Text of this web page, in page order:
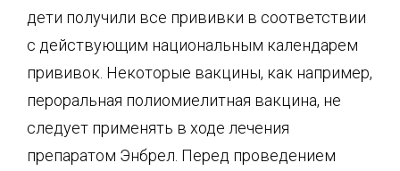
дети получили все прививки в соответствии
с действующим национальным календарем
прививок. Некоторые вакцины, как например,
пероральная полиомиелитная вакцина, не
следует применять в ходе лечения
препаратом Энбрел. Перед проведением